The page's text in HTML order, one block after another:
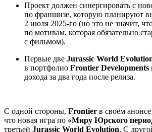
Проект должен синергировать с
по франшизе, которую планируют
2 июля 2025-го (но это не значит,
по мотивам, которая обязательно
с фильмом).
Первые две Jurassic World
в портфолио Frontier Developments
дохода за два года после релиза.
С одной стороны, Frontier в своём
что новая игра по «Миру Юрского
третьей Jurassic World Evolution. С